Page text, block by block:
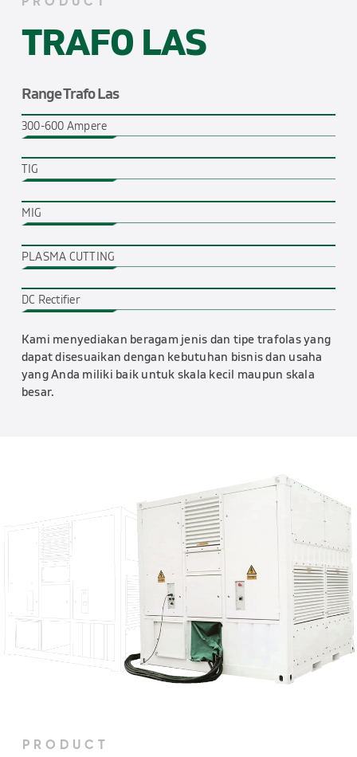
TRAFO LAS
Range Trafo Las
300-600 Ampere
TIG
MIG
PLASMA CUTTING
DC Rectifier
Kami menyediakan beragam jenis dan tipe trafolas yang
dapatdisesuaikan dengan kebutuhan bisnis dan usaha
yang Anda miliki baik untuk skala kecil maupun skala
besar.
PRODUCT